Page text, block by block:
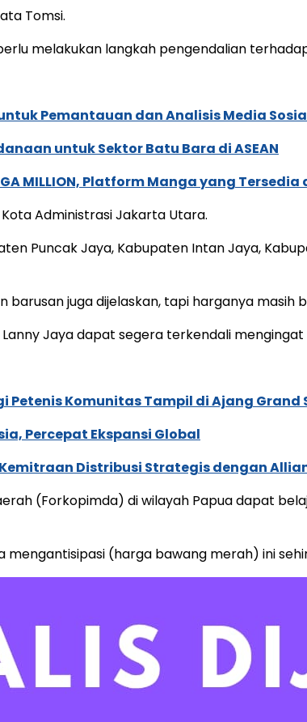
Tomsi.
melakukan langkah pengendalian
Pemantauan dan Analisis Media
untuk Sektor Batu Bara di ASEAN
MILLION, Platform Manga yang Tersedia
Administrasi Jakarta Utara.
Puncak Jaya, Kabupaten Intan Jaya,
juga dijelaskan, tapi harganya masih
Jaya dapat segera terkendali
Petenis Komunitas Tampil di Ajang Grand
Percepat Ekspansi Global
Distribusi Strategis dengan
(Forkopimda) di wilayah Papua dapat
(harga bawang merah) ini